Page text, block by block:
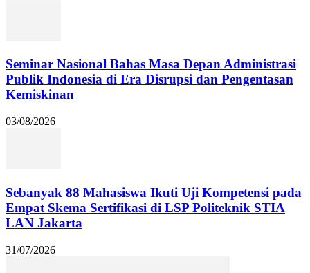
Seminar Nasional Bahas Masa Depan Administrasi
Publik Indonesia di Era Disrupsi dan Pengentasan
Kemiskinan
03/08/2026
Sebanyak 88 Mahasiswa Ikuti Uji Kompetensi pada
Empat Skema Sertifikasi di LSP Politeknik STIA
LAN Jakarta
31/07/2026